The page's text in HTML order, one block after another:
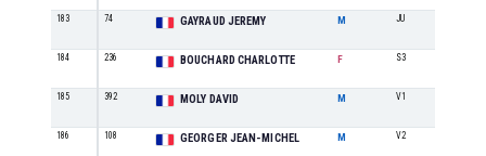
183 74 GAYRAUD JEREMY M JU
184 236 BOUCHARD CHARLOTTE F S3
185 392 MOLY DAVID M V1
186 108 GEORGER JEAN-MICHEL M V2